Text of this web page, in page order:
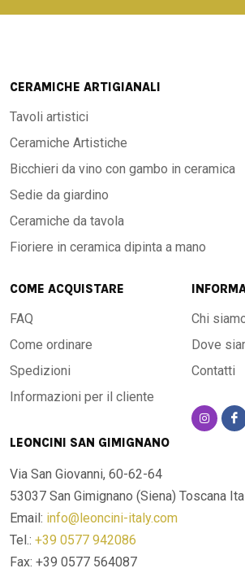
CERAMICHE ARTIGIANALI
Tavoli artistici
Ceramiche Artistiche
Bicchieri da vino con gambo in ceramica
Sedie da giardino
Ceramiche da tavola
Fioriere in ceramica dipinta a mano
COME ACQUISTARE
FAQ
Come ordinare
Spedizioni
Informazioni per il cliente
Chi
Dove
Contatti
LEONCINI SAN GIMIGNANO
Via San Giovanni, 60-62-64
53037 San Gimignano (Siena) Toscana
Email: info@leoncini-italy.com
Tel.: +39 0577 942086
Fax: +39 0577 564087